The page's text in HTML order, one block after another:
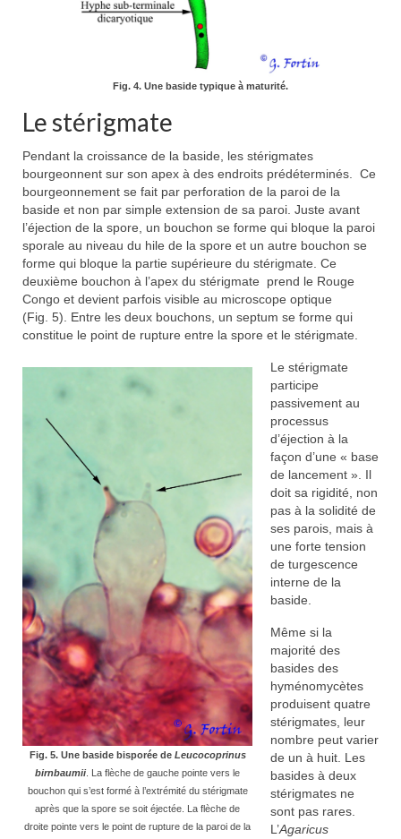
Fig. 4. Une baside typique à maturité.
Le stérigmate
Pendant la croissance de la baside, les stérigmates
bourgeonnent sur son apex à des endroits prédéterminés. Ce
bourgeonnement se fait par perforation de la paroi de la
baside et non par simple extension de sa paroi. Juste avant
l’éjection de la spore, un bouchon se forme qui bloque la paroi
sporale au niveau du hile de la spore et un autre bouchon se
forme qui bloque la partie supérieure du stérigmate. Ce
deuxième bouchon à l’apex du stérigmate prend le Rouge
Congo et devient parfois visible au microscope optique
(Fig. 5). Entre les deux bouchons, un septum se forme qui
constitue le point de rupture entre la spore et le stérigmate.
Fig. 5. Une baside bisporée de Leucocoprinus
birnbaumii. La flèche de gauche pointe vers le
bouchon qui s’est formé à l’extrémité du stérigmate
après que la spore se soit éjectée. La flèche de
droite pointe vers le point de rupture de la paroi de la
Le stérigmate
participe
passivement au
processus
d’éjection à la
façon d’une « base
de lancement ». Il
doit sa rigidité, non
pas à la solidité de
ses parois, mais à
une forte tension
de turgescence
interne de la
baside.
Même si la
majorité des
basides des
hyménomycètes
produisent quatre
stérigmates, leur
nombre peut varier
de un à huit. Les
basides à deux
stérigmates ne
sont pas rares.
L’Agaricus